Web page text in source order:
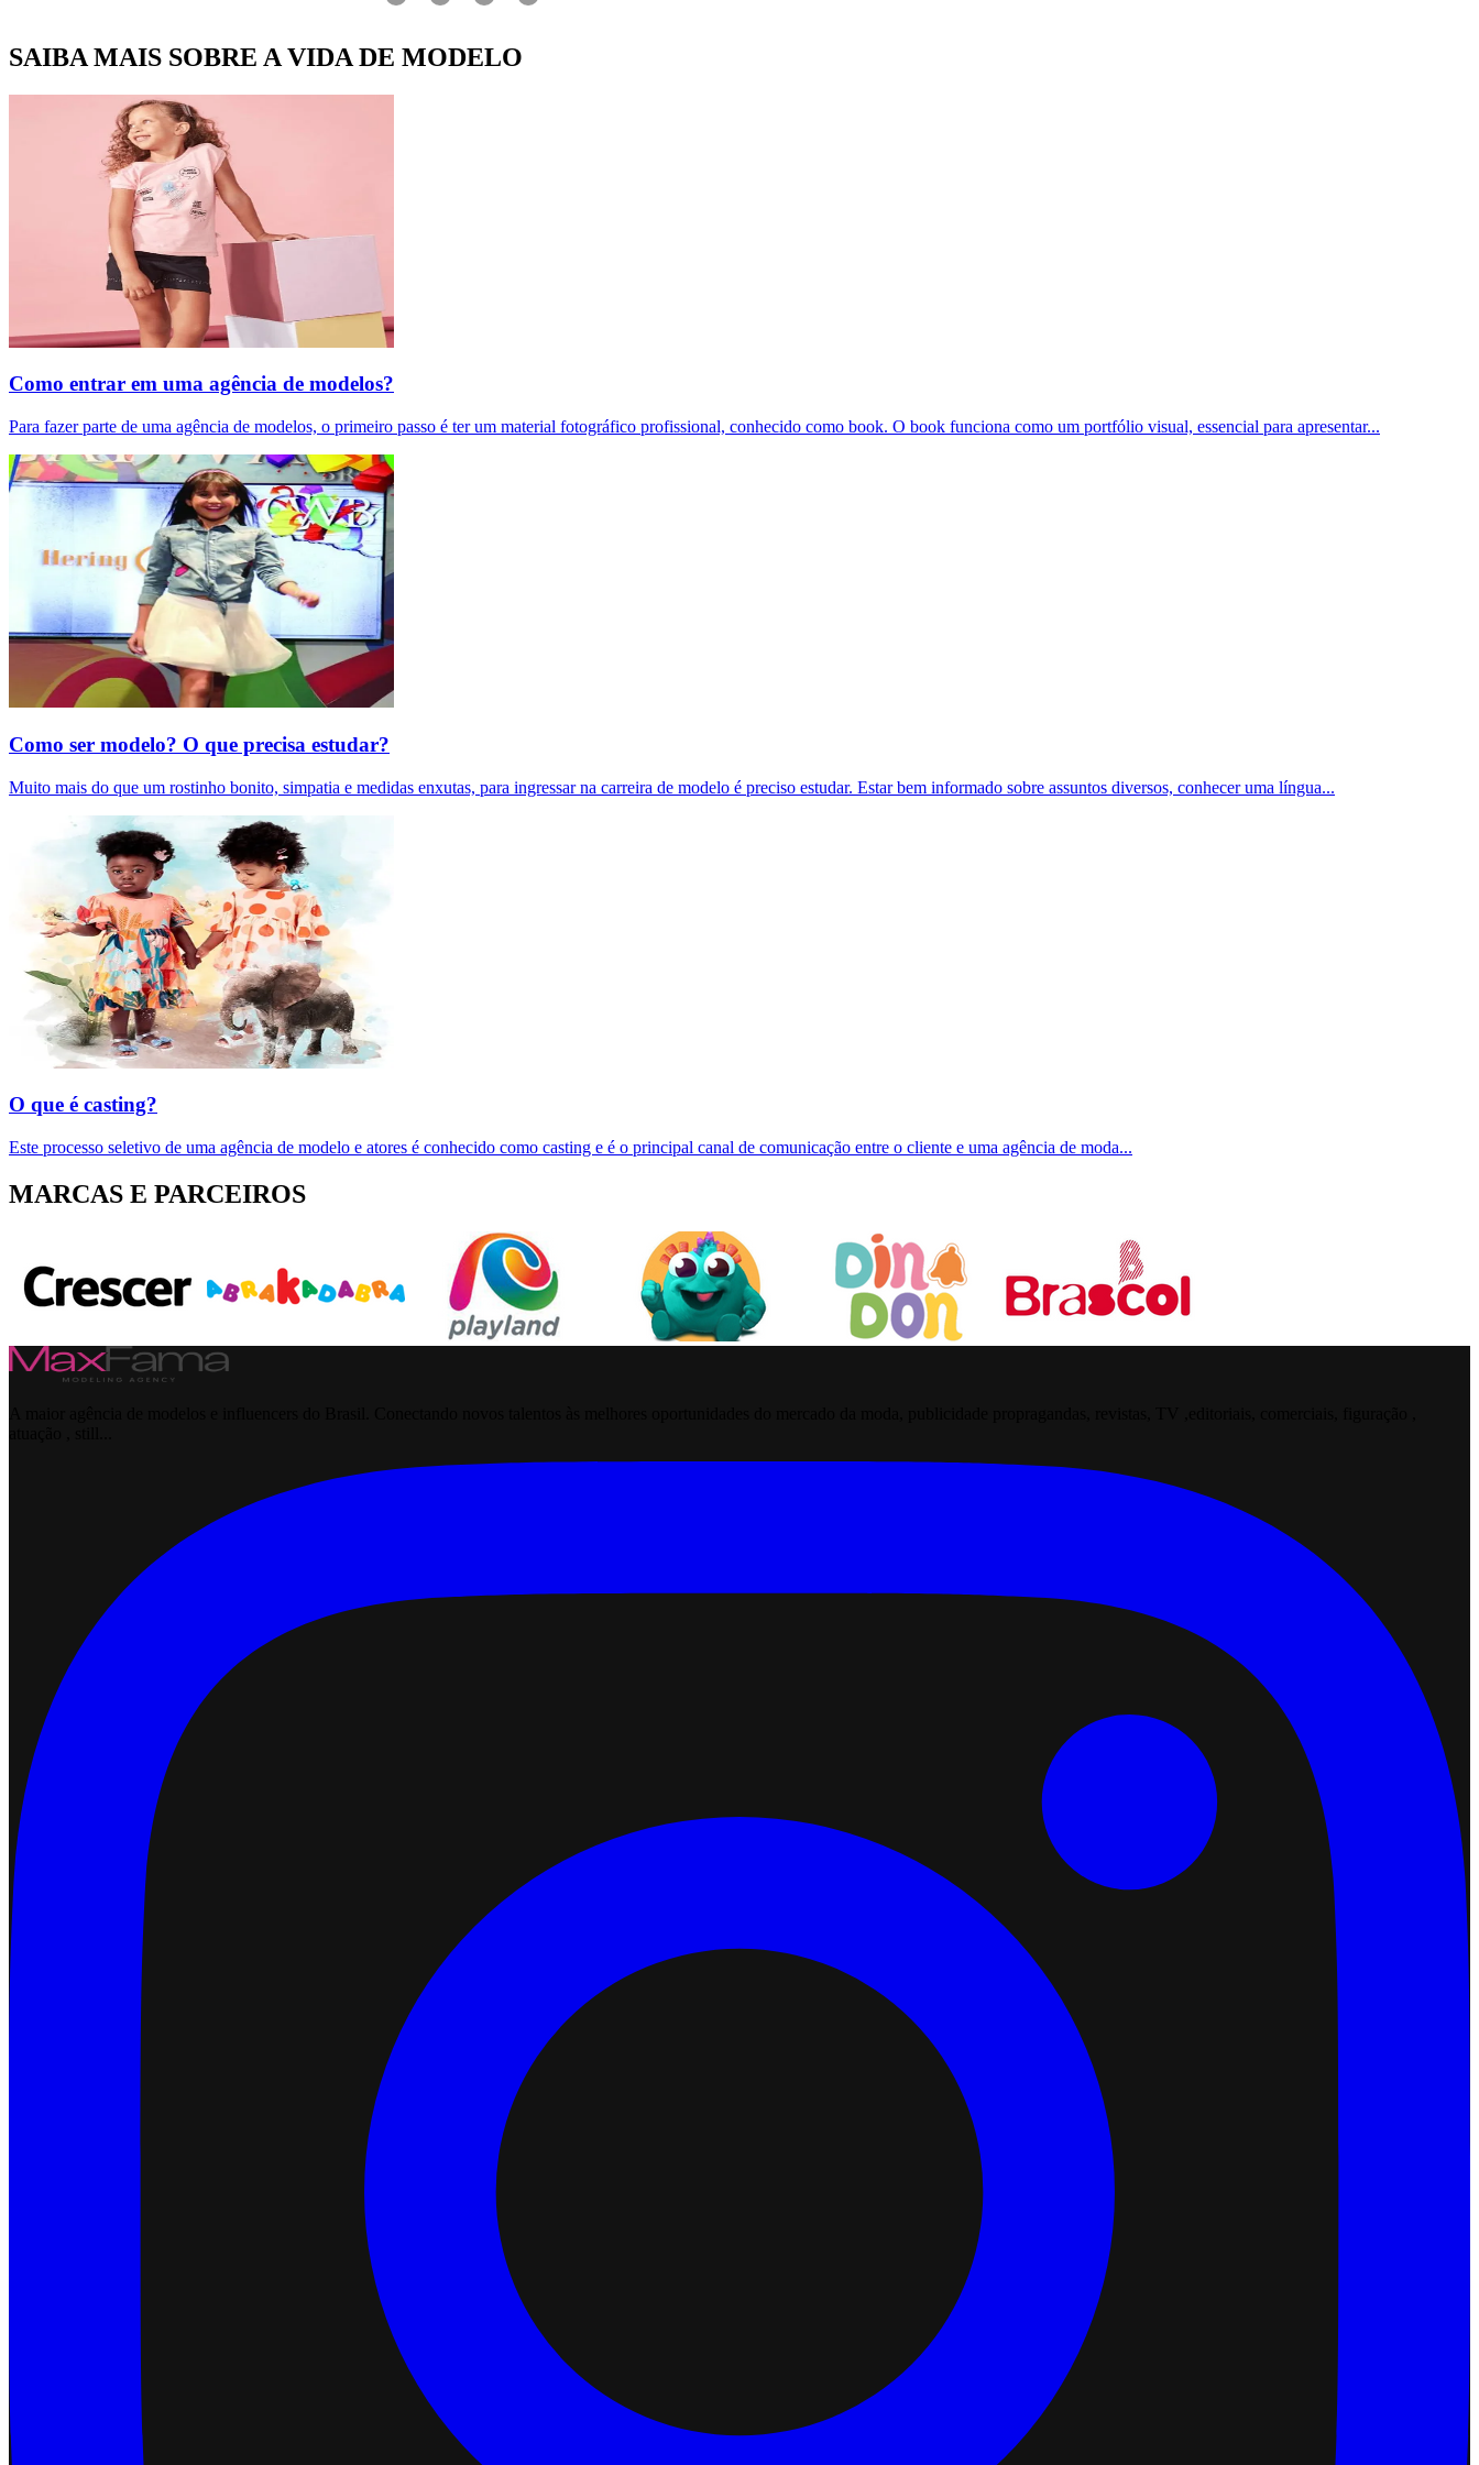
SAIBA MAIS SOBRE A VIDA DE MODELO
Como entrar em uma agência de modelos?
Para fazer parte de uma agência de modelos, o primeiro passo é ter um material fotográfico profissional, conhecido como book. O book funciona como um portfólio visual, essencial para apresentar...
Como ser modelo? O que precisa estudar?
Muito mais do que um rostinho bonito, simpatia e medidas enxutas, para ingressar na carreira de modelo é preciso estudar. Estar bem informado sobre assuntos diversos, conhecer uma língua...
O que é casting?
Este processo seletivo de uma agência de modelo e atores é conhecido como casting e é o principal canal de comunicação entre o cliente e uma agência de moda...
MARCAS E PARCEIROS